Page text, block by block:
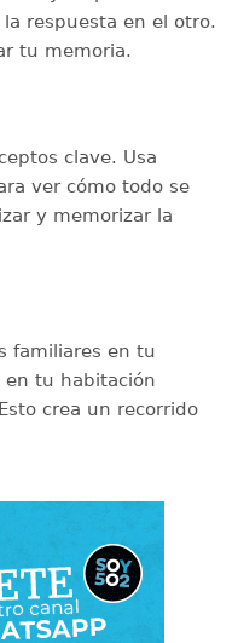
respuesta en el otro.
tu memoria.
clave. Usa
ver cómo todo se
y memorizar la
familiares en tu
en tu habitación
crea un recorrido